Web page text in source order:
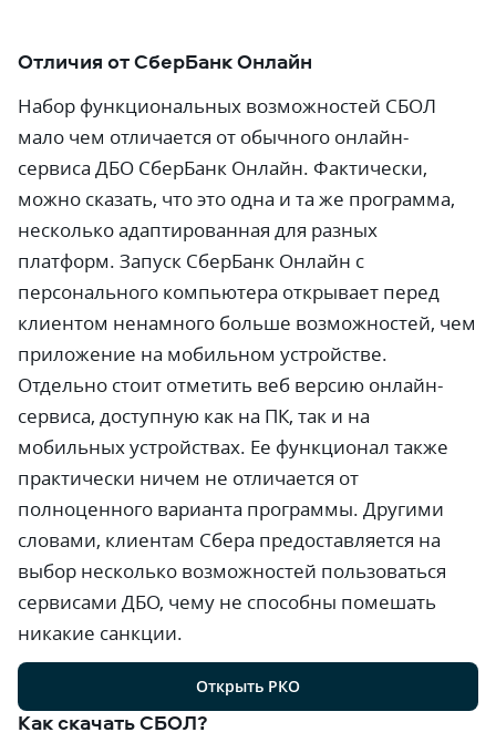
Отличия от СберБанк Онлайн
Набор функциональных возможностей СБОЛ
мало чем отличается от обычного онлайн-
сервиса ДБО СберБанк Онлайн. Фактически,
можно сказать, что это одна и та же программа,
несколько адаптированная для разных
платформ. Запуск СберБанк Онлайн с
персонального компьютера открывает перед
клиентом ненамного больше возможностей, чем
приложение на мобильном устройстве.
Отдельно стоит отметить веб версию онлайн-
сервиса, доступную как на ПК, так и на
мобильных устройствах. Ее функционал также
практически ничем не отличается от
полноценного варианта программы. Другими
словами, клиентам Сбера предоставляется на
выбор несколько возможностей пользоваться
сервисами ДБО, чему не способны помешать
никакие санкции.
Открыть РКО
Как скачать СБОЛ?